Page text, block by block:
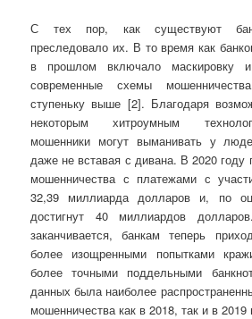
С тех пор, как существуют
преследовало их. В то время как
в прошлом включало маскировку
современные схемы
ступеньку выше [2]. Благодаря
некоторым хитроумным
мошенники могут выманивать у
даже не вставая с дивана. В 2020 году
мошенничества с платежами с
32,39 миллиарда долларов и, по
достигнут 40 миллиардов
заканчивается, банкам теперь
более изощренными попытками
более точными поддельными
данных была наиболее
мошенничества как в 2018, так и в 2019